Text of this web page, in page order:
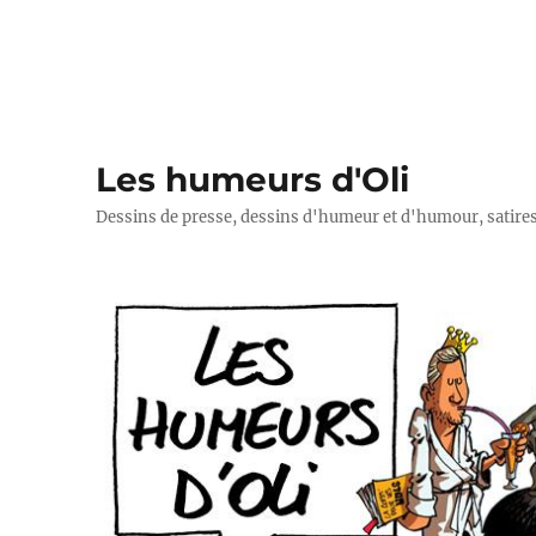
Les humeurs d'Oli
Dessins de presse, dessins d'humeur et d'humour,